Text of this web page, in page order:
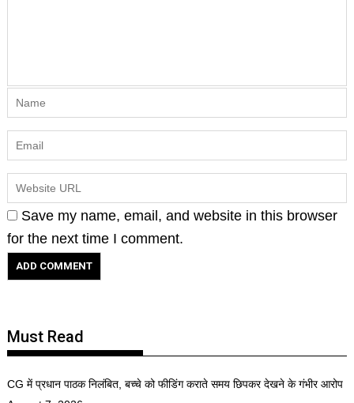
Save my name, email, and website in this browser
for the next time I comment.
Must Read
CG में प्रधान पाठक निलंबित, बच्चे को फीडिंग कराते समय छिपकर देखने के गंभीर आरोप